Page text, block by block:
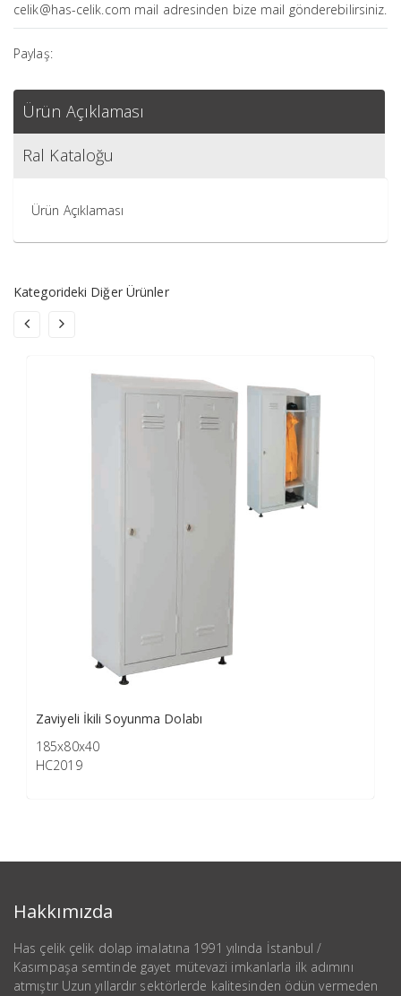
celik@has-celik.com mail adresinden bize mail gönderebilirsiniz.
Paylaş:
Ürün Açıklaması
Ral Kataloğu
Ürün Açıklaması
Kategorideki Diğer Ürünler
Zaviyeli İkili Soyunma Dolabı
185x80x40
HC2019
Hakkımızda
Has çelik çelik dolap imalatına 1991 yılında İstanbul /
Kasımpaşa semtinde gayet mütevazi imkanlarla ilk adımını
atmıştır Uzun yıllardır sektörlerde kalitesinden ödün vermeden